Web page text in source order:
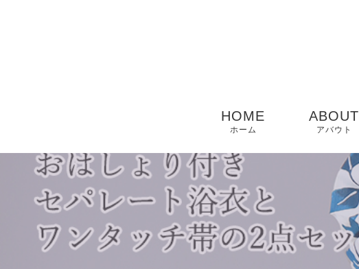
HOME
ホーム
ABOUT
アバウト